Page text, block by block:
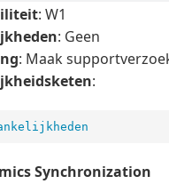
: W1
: Geen
: Maak
:
Synchronization